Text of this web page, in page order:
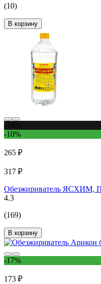
(10)
В корзину
-10%
265 ₽
317 ₽
Обезжириватель ЯСХИМ,
4.3
(169)
В корзину
-17%
173 ₽